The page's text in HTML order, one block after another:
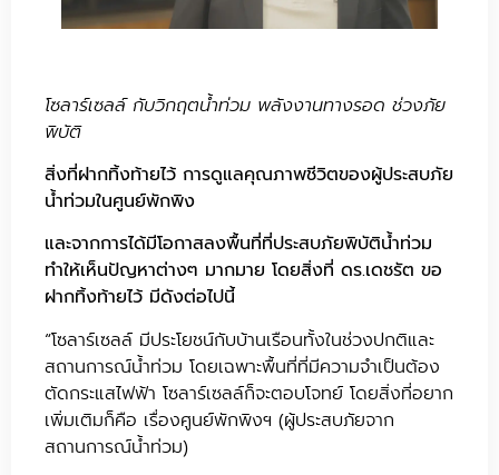
โซลาร์เซลล์ กับวิกฤตน้ำท่วม พลังงานทางรอด ช่วงภัย
พิบัติ
สิ่งที่ฝากทิ้งท้ายไว้ การดูแลคุณภาพชีวิตของผู้ประสบภัย
น้ำท่วมในศูนย์พักพิง
และจากการได้มีโอกาสลงพื้นที่ที่ประสบภัยพิบัติน้ำท่วม
ทำให้เห็นปัญหาต่างๆ มากมาย โดยสิ่งที่ ดร.เดชรัต ขอ
ฝากทิ้งท้ายไว้ มีดังต่อไปนี้
“โซลาร์เซลล์ มีประโยชน์กับบ้านเรือนทั้งในช่วงปกติและ
สถานการณ์น้ำท่วม โดยเฉพาะพื้นที่ที่มีความจำเป็นต้อง
ตัดกระแสไฟฟ้า โซลาร์เซลล์ก็จะตอบโจทย์ โดยสิ่งที่อยาก
เพิ่มเติมก็คือ เรื่องศูนย์พักพิงฯ (ผู้ประสบภัยจาก
สถานการณ์น้ำท่วม)